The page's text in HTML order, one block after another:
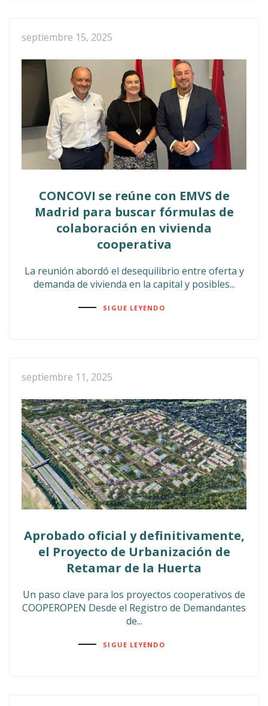
septiembre 15, 2025
CONCOVI se reúne con EMVS de
Madrid para buscar fórmulas de
colaboración en vivienda
cooperativa
La reunión abordó el desequilibrio entre oferta y
demanda de vivienda en la capital y posibles...
SIGUE LEYENDO
septiembre 11, 2025
Aprobado oficial y definitivamente,
el Proyecto de Urbanización de
Retamar de la Huerta
Un paso clave para los proyectos cooperativos de
COOPEROPEN Desde el Registro de Demandantes
de...
SIGUE LEYENDO